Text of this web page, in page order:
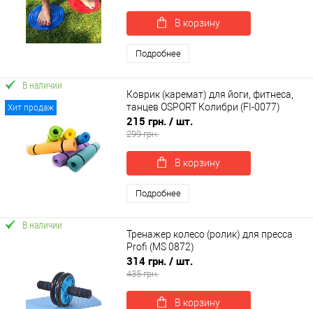
В корзину
Подробнее
Хит продаж
В наличии
Коврик (каремат) для йоги, фитнеса,
танцев OSPORT Колибри (FI-0077)
215 грн. / шт.
299 грн.
В корзину
Подробнее
В наличии
Тренажер колесо (ролик) для пресса
Profi (MS 0872)
314 грн. / шт.
435 грн.
В корзину